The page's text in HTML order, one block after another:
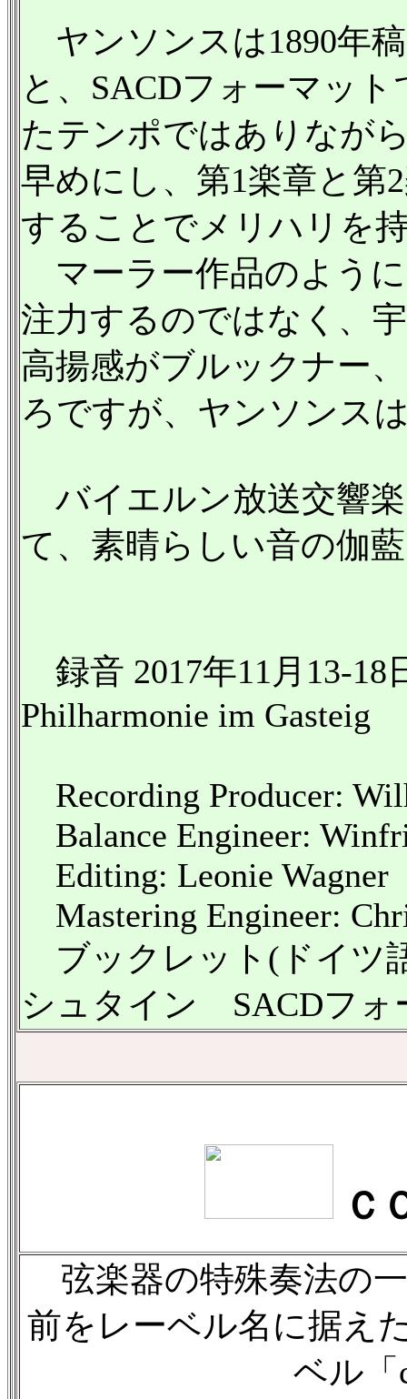
ヤンソンスは1890年
と、SACDフォーマッ
たテンポではありなが
早めにし、第1楽章と第
することでメリハリを
マーラー作品のよう
注力するのではなく、
高揚感がブルックナー
ろですが、ヤンソンス
バイエルン放送交響
て、素晴らしい音の伽
録音 2017年11月13-
Philharmonie im Gasteig
Recording Producer:
Balance Engineer:
Editing: Leonie Wagner
Mastering Engineer:
ブックレット(ドイツ
シュタイン SACDフォ
Ｃ
弦楽器の特殊奏法の
前をレーベル名に据え
ベル「